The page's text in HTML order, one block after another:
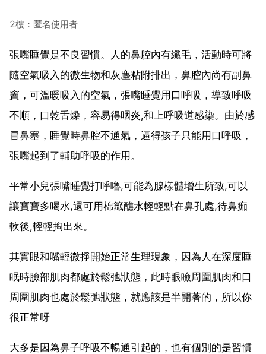
2樓：匿名使用者
張嘴睡覺是不良習慣。人的鼻腔內有纖毛，活動時可將
隨空氣吸入的微生物和灰塵粘附排出，鼻腔內尚有副鼻
竇，可溫暖吸入的空氣，張嘴睡覺用口呼吸，導致呼吸
不順，口乾舌燥，容易得咽炎,和上呼吸道感染。由於感
冒鼻塞，睡覺時鼻腔不通氣，逼得孩子只能用口呼吸，
張嘴起到了輔助呼吸的作用。
平常小兒張嘴睡覺打呼嚕,可能為腺樣體增生所致,可以
讓寶寶多喝水,還可用棉籤醮水輕輕點在鼻孔處,待鼻痂
軟後,輕輕掏出來。
其實眼和嘴輕微掙開始正常生理現象，因為人在深度睡
眠時臉部肌肉都處於鬆弛狀態，此時眼瞼周圍肌肉和口
周圍肌肉也處於鬆弛狀態，就應該是半開著的，所以你
很正常呀
大多是因為鼻子呼吸不暢通引起的，也有個別的是習慣